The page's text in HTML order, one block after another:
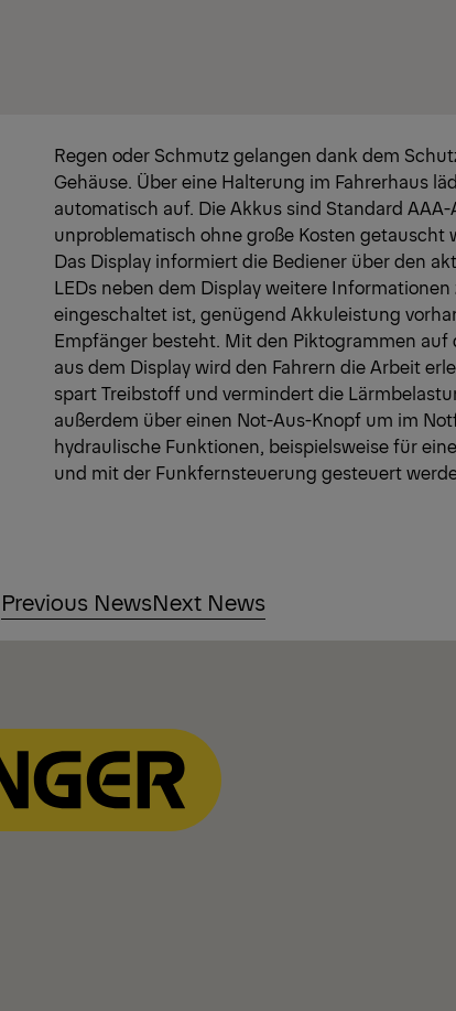
Regen oder Schmutz gelangen dank dem
Gehäuse. Über eine Halterung im Fahrerhaus
automatisch auf. Die Akkus sind Standard
unproblematisch ohne große Kosten getauscht
Das Display informiert die Bediener über den
LEDs neben dem Display weitere
eingeschaltet ist, genügend Akkuleistung
Empfänger besteht. Mit den Piktogrammen
aus dem Display wird den Fahrern die Arbeit
spart Treibstoff und vermindert die
außerdem über einen Not-Aus-Knopf um im
hydraulische Funktionen, beispielsweise für
und mit der Funkfernsteuerung gesteuert
Previous NewsNext News